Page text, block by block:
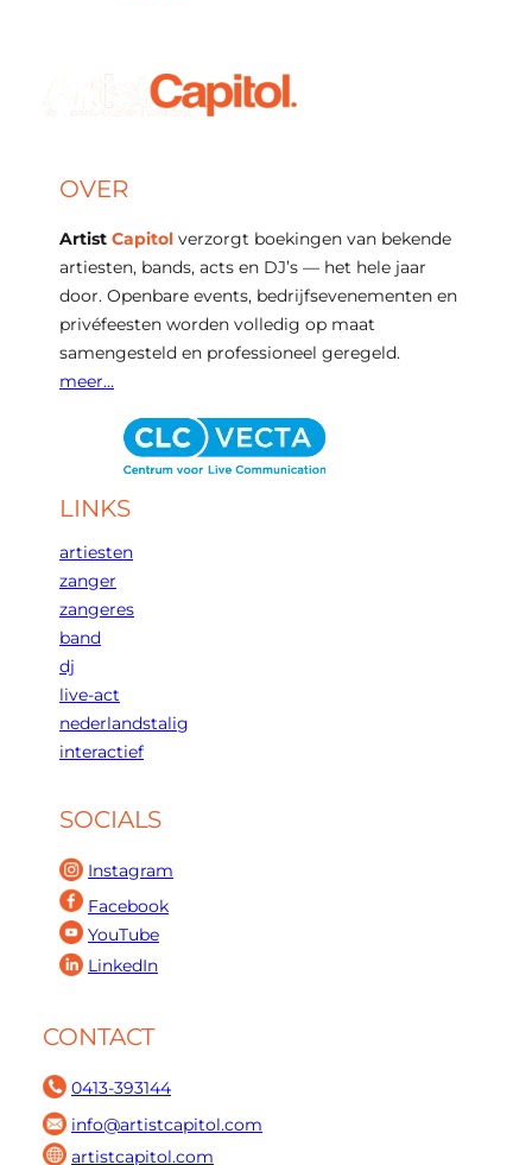
OVER
Artist Capitol verzorgt boekingen van bekende
artiesten, bands, acts en DJ’s — het hele jaar
door. Openbare events, bedrijfsevenementen en
privéfeesten worden volledig op maat
samengesteld en professioneel geregeld.
meer…
LINKS
artiesten
zanger
zangeres
band
dj
live-act
nederlandstalig
interactief
SOCIALS
Instagram
Facebook
YouTube
LinkedIn
CONTACT
0413-393144
info@artistcapitol.com
artistcapitol.com